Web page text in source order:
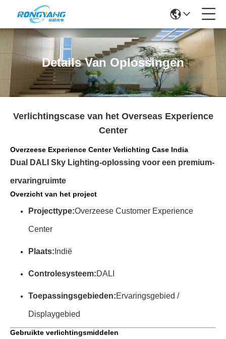
Details Van Oplossingen
Verlichtingscase van het Overseas Experience
Center
Overzeese Experience Center Verlichting Case India
Dual DALI Sky Lighting-oplossing voor een premium-
ervaringruimte
Overzicht van het project
Projecttype:Overzeese Customer Experience
Center
Plaats: Indië
Controlesysteem:DALI
Toepassingsgebieden:Ervaringsgebied /
Displaygebied
Gebruikte verlichtingsmiddelen